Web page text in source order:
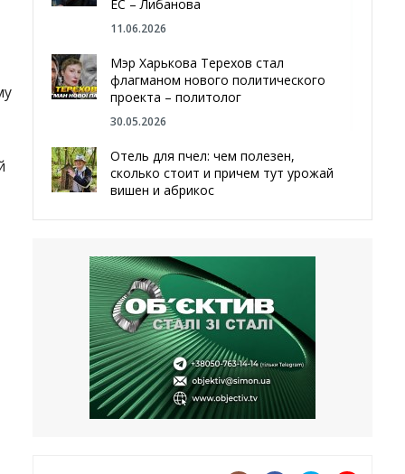
ЕС – Либанова
11.06.2026
Мэр Харькова Терехов стал
флагманом нового политического
проекта – политолог
30.05.2026
Отель для пчел: чем полезен,
сколько стоит и причем тут урожай
вишен и абрикос
Чугуева, города, который устоял,
несмотря ни на что
21.05.2026
«ТЦК нарушает закон? Пусть
платят!» Как благодаря штрафу
женщину сняли с учета
15.05.2026